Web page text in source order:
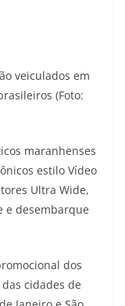
veiculados em
(Foto:
maranhenses
estilo Vídeo
Ultra Wide,
e desembarque
dos
cidades de